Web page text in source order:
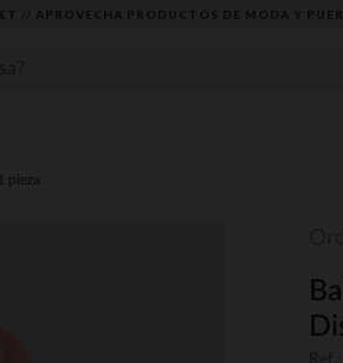
// APROVECHA PRODUCTOS DE MODA Y
pieza